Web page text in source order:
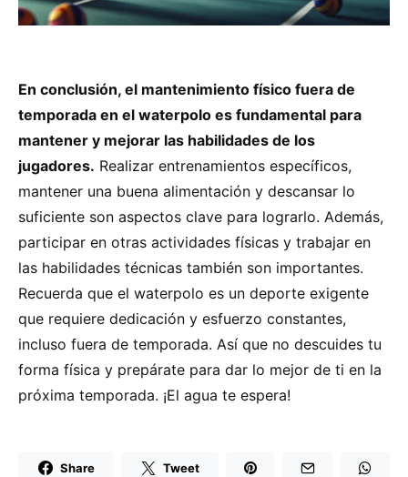
En conclusión, el mantenimiento físico fuera de
temporada en el waterpolo es fundamental para
mantener y mejorar las habilidades de los
jugadores. Realizar entrenamientos específicos,
mantener una buena alimentación y descansar lo
suficiente son aspectos clave para lograrlo. Además,
participar en otras actividades físicas y trabajar en
las habilidades técnicas también son importantes.
Recuerda que el waterpolo es un deporte exigente
que requiere dedicación y esfuerzo constantes,
incluso fuera de temporada. Así que no descuides tu
forma física y prepárate para dar lo mejor de ti en la
próxima temporada. ¡El agua te espera!
Share Tweet